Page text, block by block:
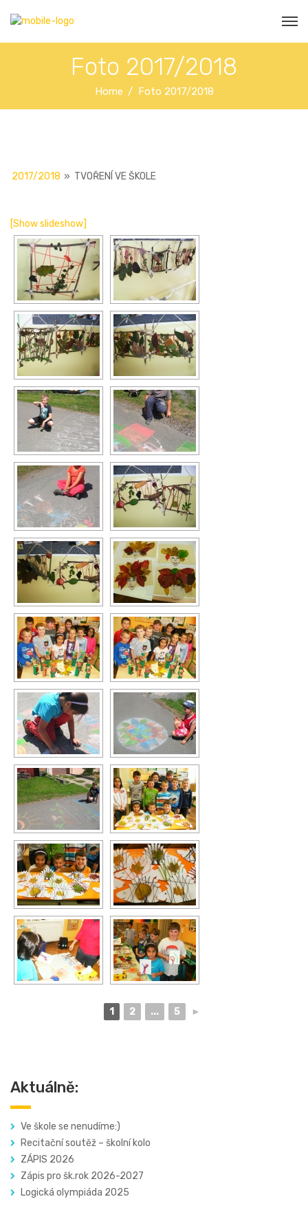
Foto 2017/2018
Home Foto 2017/2018
2017/2018 » TVOŘENÍ VE ŠKOLE
[Show slideshow]
1 2 ... 5 ►
Aktuálně:
Ve škole se nenudíme:)
Recitační soutěž – školní kolo
ZÁPIS 2026
Zápis pro šk.rok 2026-2027
Logická olympiáda 2025